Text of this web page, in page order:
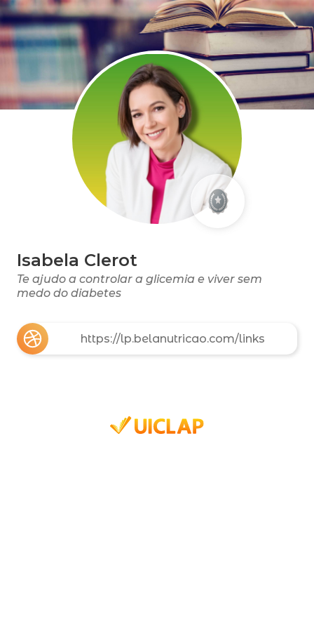
Isabela Clerot
Te ajudo a controlar a glicemia e viver sem
medo do diabetes
https://lp.belanutricao.com/links